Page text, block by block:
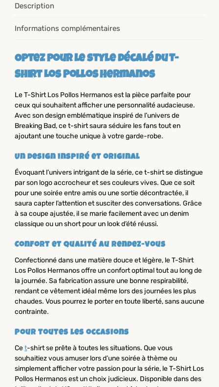
Description
Informations complémentaires
Optez pour le style décalé du T-
Shirt Los Pollos Hermanos
Le T-Shirt Los Pollos Hermanos est la pièce parfaite pour
ceux qui souhaitent afficher une personnalité audacieuse.
Avec son design emblématique inspiré de l’univers de
Breaking Bad, ce t-shirt saura séduire les fans tout en
ajoutant une touche unique à votre garde-robe.
Un design inspiré et original
Évoquant l’univers intrigant de la série, ce t-shirt se distingue
par son logo accrocheur et ses couleurs vives. Que ce soit
pour une soirée entre amis ou une sortie décontractée, il
saura capter l’attention et susciter des conversations. Grâce
à sa coupe ajustée, il se marie facilement avec un denim
classique ou un short pour un look d’été réussi.
Confort et qualité au rendez-vous
Confectionné dans une matière douce et légère, le T-Shirt
Los Pollos Hermanos offre un confort optimal tout au long de
la journée. Sa fabrication assure une bonne respirabilité,
rendant ce vêtement idéal même lors des journées les plus
chaudes. Vous pourrez le porter en toute liberté, sans aucune
contrainte.
Pour toutes les occasions
Cet-shirt se prête à toutes les situations. Que vous
souhaitiez vous amuser lors d’une soirée à thème ou
simplement afficher votre passion pour la série, le T-Shirt Los
Pollos Hermanos est un choix judicieux. Disponible dans des